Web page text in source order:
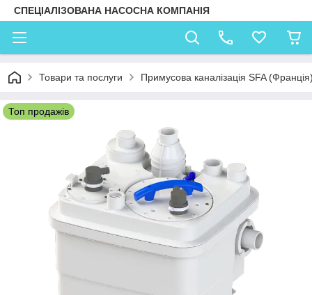
СПЕЦІАЛІЗОВАНА НАСОСНА КОМПАНІЯ
Товари та послуги Примусова каналізація SFA
Топ продажів